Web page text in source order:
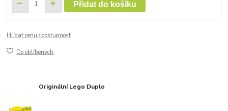
Přidat do košíku
Hlídat cenu / dostupnost
Do oblíbených
Originální Lego Duplo